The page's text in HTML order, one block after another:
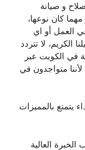
و صيانة
كان نوعها،
العمل أو اي
الكريم، لا تتردد
في الكويت عبر
متواجدون في
يتمتع بالمميزات
العالية